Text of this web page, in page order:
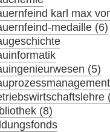
karl max
medaille (6)
(5)
(8)